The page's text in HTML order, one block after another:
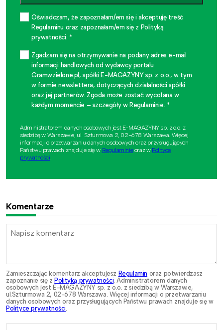
Oświadczam, że zapoznałam/em się i akceptuję treść
Regulaminu oraz zapoznałam/em się z Polityką
prywatności. *
Zgadzam się na otrzymywanie na podany adres e-mail
informacji handlowych od wydawcy portalu
Gramwzielone.pl, spółki E-MAGAZYNY sp. z o.o., w tym
w formie newslettera, dotyczących działalności spółki
oraz jej partnerów. Zgoda może zostać wycofana w
każdym momencie – szczegóły w Regulaminie. *
Administratorem danych osobowych jest E-MAGAZYNY sp. z o.o. z
siedzibą w Warszawie, ul. Szturmowa 2, 02-678 Warszawa. Więcej
informacji o przetwarzaniu danych osobowych oraz przysługujących
Państwu prawach znajduje się w Regulaminieoraz w Polityce
prywatności.
Komentarze
Zamieszczając komentarz akceptujesz Regulamin oraz potwierdzasz
zapoznanie się z Polityką prywatności. Administratorem danych
osobowych jest E-MAGAZYNY sp. z o.o. z siedzibą w Warszawie,
ul.Szturmowa 2, 02-678 Warszawa. Więcej informacji o przetwarzaniu
danych osobowych oraz przysługujących Państwu prawach znajduje się w
Polityce prywatności.